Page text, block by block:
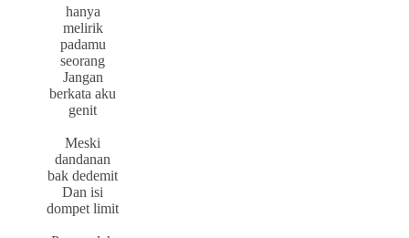
hanya
melirik
padamu
seorang
Jangan
berkata aku
genit
Meski
dandanan
bak dedemit
Dan isi
dompet limit